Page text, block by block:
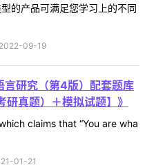
的产品可满足您学习上的不同
09-19
研究（第4版）配套题库
研真题）＋模拟试题】》
claims that “You are wha
01-21